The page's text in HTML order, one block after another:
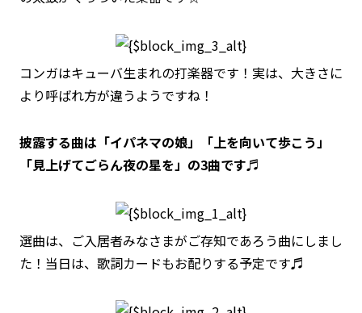
コンガはキューバ生まれの打楽器です！実は、大きさに
より呼ばれ方が違うようですね！
披露する曲は「イパネマの娘」「上を向いて歩こう」
「見上げてごらん夜の星を」の3曲です♬
選曲は、ご入居者みなさまがご存知であろう曲にしまし
た！当日は、歌詞カードもお配りする予定です♬